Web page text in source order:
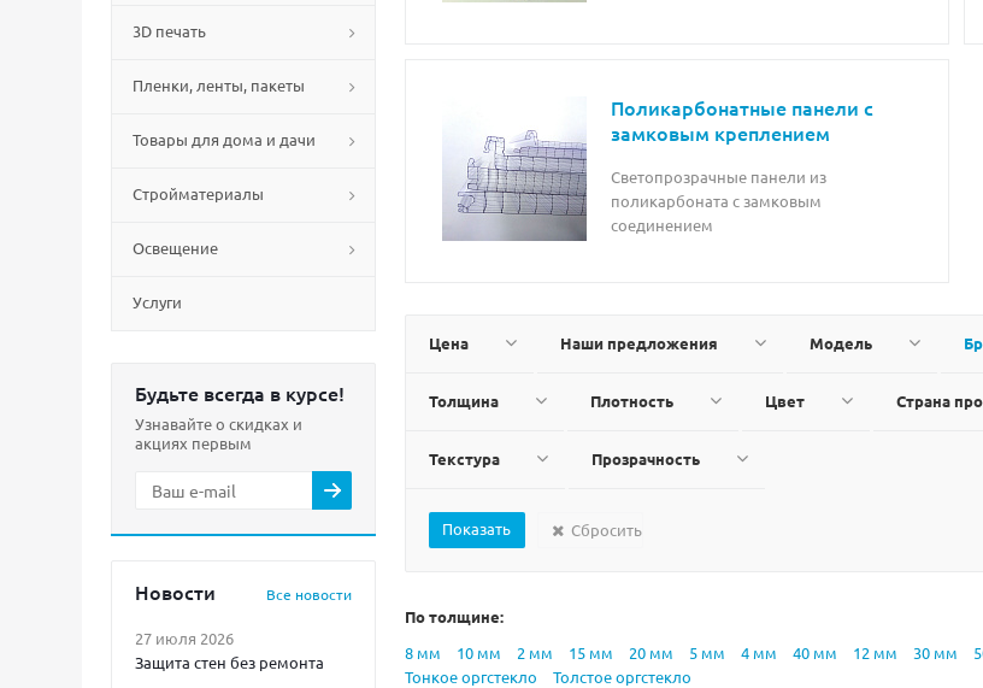
3D печать
Пленки, ленты, пакеты
Товары для дома и дачи
Стройматериалы
Освещение
Услуги
Будьте всегда в курсе!
Узнавайте о скидках и
акциях первым
Новости Все новости
27 июля 2026
Защита стен без ремонта
Поликарбонатные панели с
замковым креплением
Светопрозрачные панели из
поликарбоната с замковым
соединением
Цена Наши предложения Модель
Толщина Плотность Цвет Страна
Текстура Прозрачность
Сбросить
По толщине:
8 мм
10 мм 2 мм 15 мм 20 мм 5 мм 4 мм 40 мм 12 мм 30 мм
Тонкое оргстекло
Толстое оргстекло